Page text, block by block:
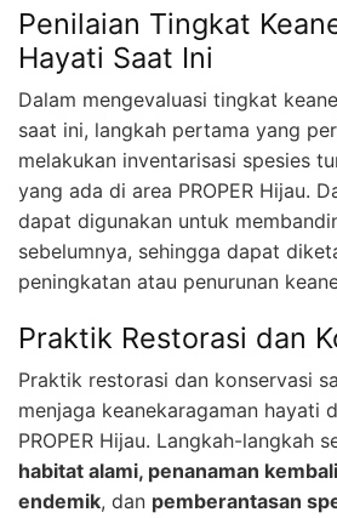
Penilaian Tingkat
Hayati Saat Ini
Dalam mengevaluasi tingkat
saat ini, langkah pertama yang
melakukan inventarisasi spesies
yang ada di area PROPER Hijau.
dapat digunakan untuk
sebelumnya, sehingga dapat
peningkatan atau penurunan
Praktik Restorasi dan
Praktik restorasi dan konservasi
menjaga keanekaragaman hayati
PROPER Hijau. Langkah-langkah
habitat alami, penanaman
endemik, dan pemberantasan